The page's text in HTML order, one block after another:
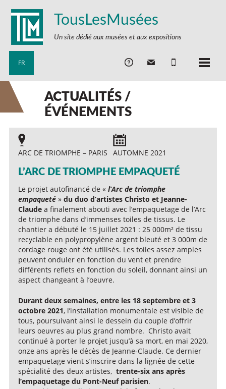
TousLesMusées
Un site dédié aux musées et aux expositions
FR
ACTUALITÉS /
ÉVÉNEMENTS
ARC DE TRIOMPHE – PARIS AUTOMNE 2021
L’ARC DE TRIOMPHE EMPAQUETÉ
Le projet autofinancé de « l’Arc de triomphe
empaqueté » du duo d’artistes Christo et Jeanne-
Claude a finalement abouti avec l’empaquetage de l’Arc
de triomphe dans d’immenses toiles de tissus. Le
chantier a débuté le 15 juillet 2021 : 25 000m² de tissu
recyclable en polypropylène argent bleuté et 3 000m de
cordage rouge ont été utilisés. Les toiles assez amples
peuvent onduler en fonction du vent et prendre
différents reflets en fonction du soleil, donnant ainsi un
aspect changeant à l’oeuvre.
Durant deux semaines, entre les 18 septembre et 3
octobre 2021, l’installation monumentale est visible de
tous, poursuivant ainsi le dessein du couple d’offrir
leurs oeuvres au plus grand nombre. Christo avait
continué à porter le projet jusqu’à sa mort, en mai 2020,
onze ans après le décès de Jeanne-Claude. Ce dernier
empaquetage vient s’inscrire dans la lignée de cette
spécialité des deux artistes, trente-six ans après
l’empaquetage du Pont-Neuf parisien.